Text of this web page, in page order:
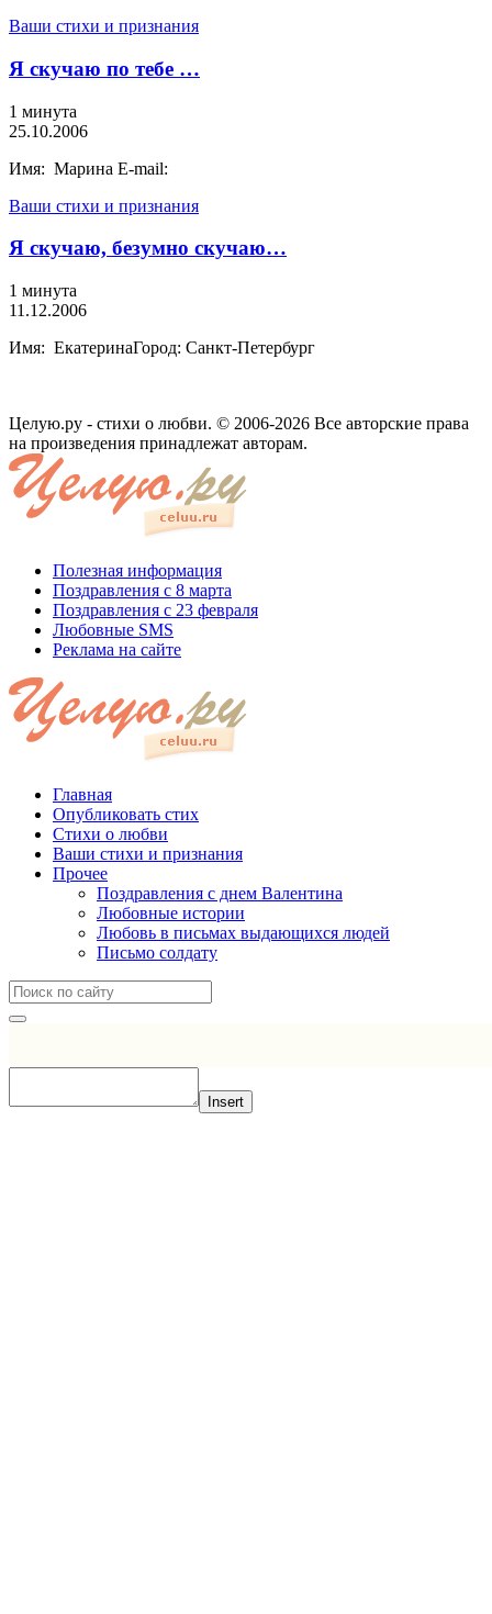
Ваши стихи и признания
Я скучаю по тебе …
1 минута
25.10.2006
Имя: Марина E-mail:
Ваши стихи и признания
Я скучаю, безумно скучаю…
1 минута
11.12.2006
Имя: ЕкатеринаГород: Санкт-Петербург
Целую.ру - стихи о любви. © 2006-2026 Все авторские права
на произведения принадлежат авторам.
Полезная информация
Поздравления с 8 марта
Поздравления с 23 февраля
Любовные SMS
Реклама на сайте
Главная
Опубликовать стих
Стихи о любви
Ваши стихи и признания
Прочее
Поздравления с днем Валентина
Любовные истории
Любовь в письмах выдающихся людей
Письмо солдату
Insert